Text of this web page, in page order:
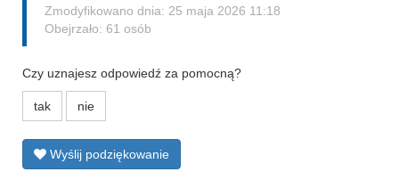
Zmodyfikowano dnia: 25 maja 2026 11:18
Obejrzało: 61 osób
Czy uznajesz odpowiedź za pomocną?
tak nie
Wyślij podziękowanie